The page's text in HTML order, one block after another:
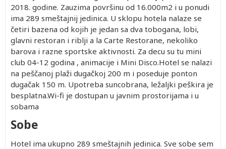
2018. godine. Zauzima površinu od 16.000m2 i u ponudi
ima 289 smeštajnij jedinica. U sklopu hotela nalaze se
četiri bazena od kojih je jedan sa dva tobogana, lobi,
glavni restoran i riblji a la Carte Restorane, nekoliko
barova i razne sportske aktivnosti. Za decu su tu mini
club 04-12 godina , animacije i Mini Disco.Hotel se nalazi
na peščanoj plaži dugačkoj 200 m i poseduje ponton
dugačak 150 m. Upotreba suncobrana, ležaljki peškira je
besplatna.Wi-fi je dostupan u javnim prostorijama i u
sobama
Sobe
Hotel ima ukupno 289 smeštajnih jedinica. Sve sobe sem